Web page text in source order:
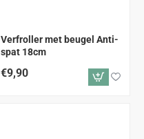
Verfroller met beugel Anti-
spat 18cm
€9,90